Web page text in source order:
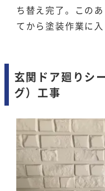
ち替え完了。この
てから塗装作業に入
玄関ドア廻りシ
グ）工事